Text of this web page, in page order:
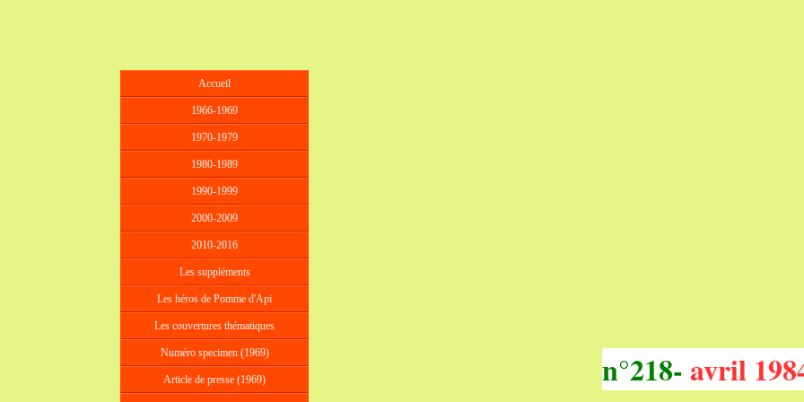
Accueil
1966-1969
1970-1979
1980-1989
1990-1999
2000-2009
2010-2016
Les suppléments
Les héros de Pomme d'Api
Les couvertures thématiques
Numéro specimen (1969)
Article de presse (1969) n°218-avril